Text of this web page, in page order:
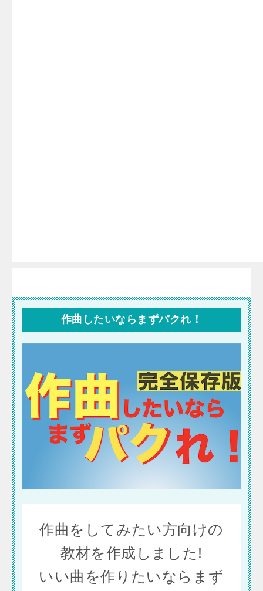
作曲したいならまずパクれ！
作曲をしてみたい方向けの
教材を作成しました!
いい曲を作りたいならまず